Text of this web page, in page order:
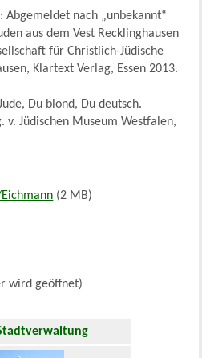
nach „unbekannt“
aus dem Vest Recklinghausen
für Christlich-Jüdische
Klartext Verlag, Essen 2013.
Du blond, Du deutsch.
v. Jüdischen Museum Westfalen,
(2 MB)
wird geöffnet)